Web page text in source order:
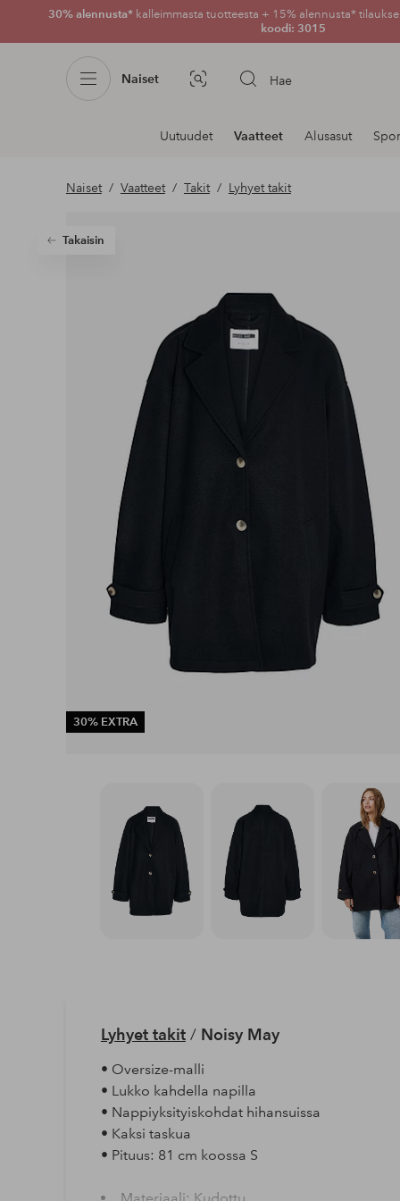
30% alennusta* kalleimmasta tuotteesta + 15% alennusta*
koodi: 3015
Naiset Kuvahaku Hae
Navigointi
osastoilla
Uutuudet Vaatteet Alusasut
Naiset Vaatteet Takit Lyhyet takit
Takaisin
30% EXTRA
Lyhyet takit/ Noisy May
• Oversize-malli
• Lukko kahdella napilla
• Nappiyksityiskohdat hihansuissa
• Kaksi taskua
• Pituus: 81 cm koossa S